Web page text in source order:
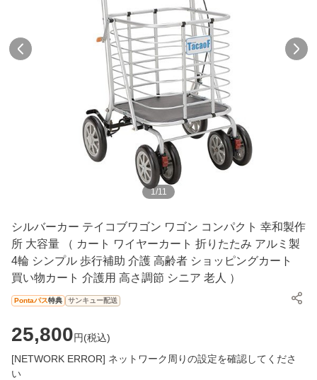
1/11
シルバーカー テイコブワゴン ワゴン コンパクト 幸和製作
所 大容量 （ カート ワイヤーカート 折りたたみ アルミ製
4輪 シンプル 歩行補助 介護 高齢者 ショッピングカート
買い物カート 介護用 高さ調節 シニア 老人 ）
Pontaパス特典 サンキュー配送
25,800円(税込)
[NETWORK ERROR] ネットワーク周りの設定を確認してくださ
い